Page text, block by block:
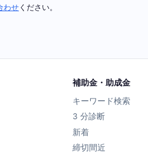
わせください。
補助金・助成金
キーワード検索
3 分診断
新着
締切間近